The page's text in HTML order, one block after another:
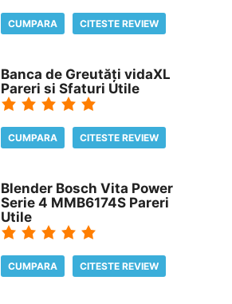
CUMPARA CITESTE REVIEW
Banca de Greutăți vidaXL
Pareri si Sfaturi Utile
CUMPARA CITESTE REVIEW
Blender Bosch Vita Power
Serie 4 MMB6174S Pareri
Utile
CUMPARA CITESTE REVIEW